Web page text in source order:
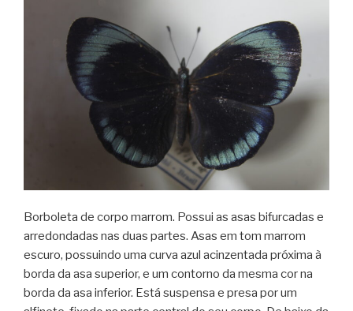
Borboleta de corpo marrom. Possui as asas bifurcadas e
arredondadas nas duas partes. Asas em tom marrom
escuro, possuindo uma curva azul acinzentada próxima à
borda da asa superior, e um contorno da mesma cor na
borda da asa inferior. Está suspensa e presa por um